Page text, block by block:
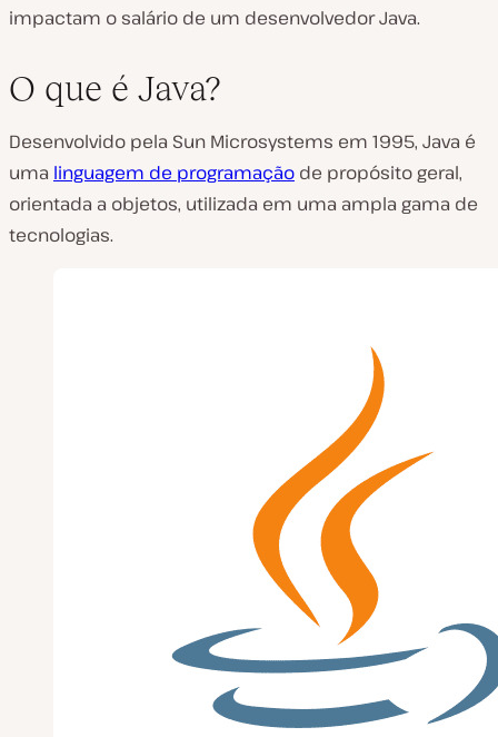
impactam o salário de um desenvolvedor Java.
O que é Java?
Desenvolvido pela Sun Microsystems em 1995, Java é
uma linguagem de programação de propósito geral,
orientada a objetos, utilizada em uma ampla gama de
tecnologias.